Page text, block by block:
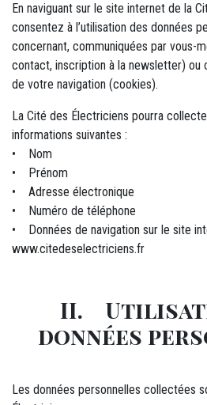
En naviguant sur le site internet de la
consentez à l’utilisation des données
concernant, communiquées par vous-
contact, inscription à la newsletter) ou
de votre navigation (cookies).
La Cité des Électriciens pourra
informations suivantes :
• Nom
• Prénom
• Adresse électronique
• Numéro de téléphone
• Données de navigation sur le site
www.citedeselectriciens.fr
II.
données
Les données personnelles collectées